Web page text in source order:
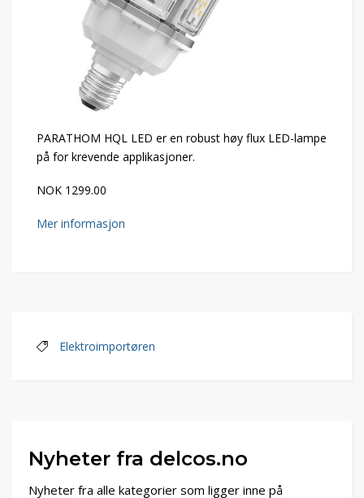
PARATHOM HQL LED er en robust høy flux LED-lampe
på for krevende applikasjoner.
NOK 1299.00
Mer informasjon
Elektroimportøren
Nyheter fra delcos.no
Nyheter fra alle kategorier som ligger inne på